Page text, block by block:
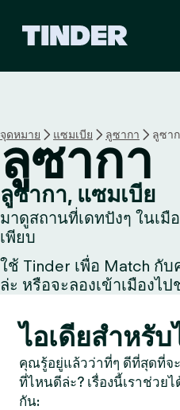
T
i
d
e
จุดหมาย แซมเบีย ลูซากา ลูซา
ลูซากา
ลูซากา, แซมเบีย
มาดูสถานที่เดทปังๆ ในเ
เพียบ
ใช้ Tinder เพื่อ Match กั
ล่ะ หรือจะลองเข้าเมืองไ
ไอเดียสำหรั
คุณรู้อยู่แล้วว่าที่ๆ ดีที่สุดที่จ
ที่ไหนดีล่ะ? เรื่องนี้เราช่วย
กัน: